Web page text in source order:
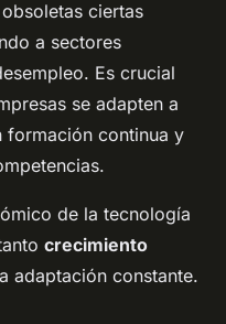
ciertas
a sectores
Es crucial
se adapten a
formación continua y
de la tecnología
crecimiento
adaptación constante.